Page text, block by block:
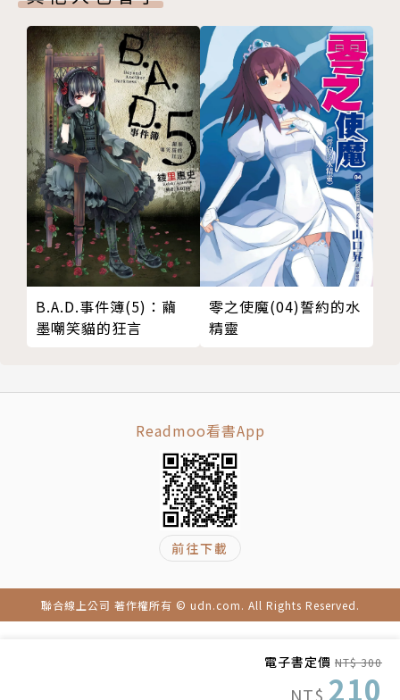
電子書定價 NT$ 300
NT$ 210
特殊傳說0.5
新版．特殊傳說（學院篇．全十冊）
特殊傳說Ⅱ亙古潛夜篇（全四冊）
特殊傳說Ⅱ恆遠之晝篇（全十冊）
特殊傳說Ⅲ（陸續出版）
十年．踏痕歸
B.A.D.事件簿(5)：繭
墨嘲笑貓的狂言
零之使魔(04)誓約的水
精靈
Readmoo看書App
前往下載
聯合線上公司 著作權所有 © udn.com. All Rights Reserved.